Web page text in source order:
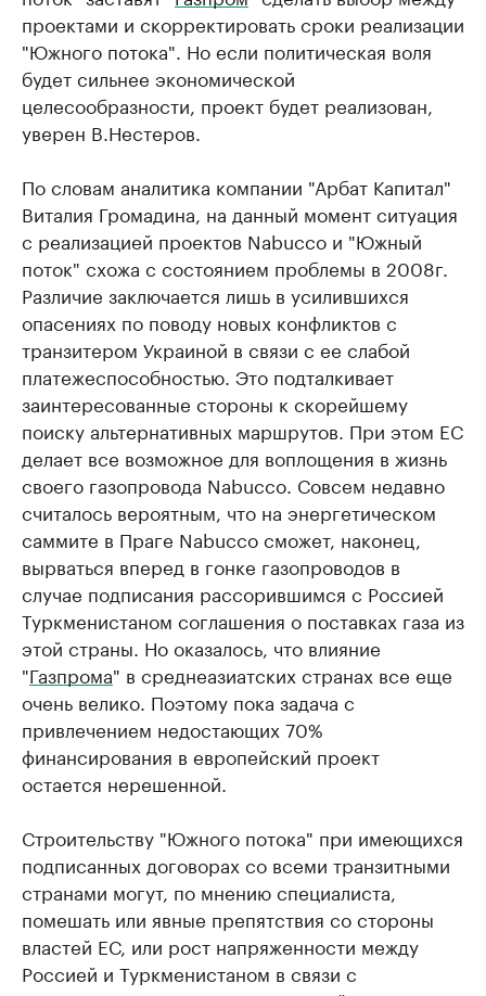
проектами и скорректировать сроки реализации
"Южного потока". Но если политическая воля
будет сильнее экономической
целесообразности, проект будет реализован,
уверен В.Нестеров.
По словам аналитика компании "Арбат Капитал"
Виталия Громадина, на данный момент ситуация
с реализацией проектов Nabucco и "Южный
поток" схожа с состоянием проблемы в 2008г.
Различие заключается лишь в усилившихся
опасениях по поводу новых конфликтов с
транзитером Украиной в связи с ее слабой
платежеспособностью. Это подталкивает
заинтересованные стороны к скорейшему
поиску альтернативных маршрутов. При этом ЕС
делает все возможное для воплощения в жизнь
своего газопровода Nabucco. Совсем недавно
считалось вероятным, что на энергетическом
саммите в Праге Nabucco сможет, наконец,
вырваться вперед в гонке газопроводов в
случае подписания рассорившимся с Россией
Туркменистаном соглашения о поставках газа из
этой страны. Но оказалось, что влияние
"Газпрома" в среднеазиатских странах все еще
очень велико. Поэтому пока задача с
привлечением недостающих 70%
финансирования в европейский проект
остается нерешенной.
Строительству "Южного потока" при имеющихся
подписанных договорах со всеми транзитными
странами могут, по мнению специалиста,
помешать или явные препятствия со стороны
властей ЕС, или рост напряженности между
Россией и Туркменистаном в связи с